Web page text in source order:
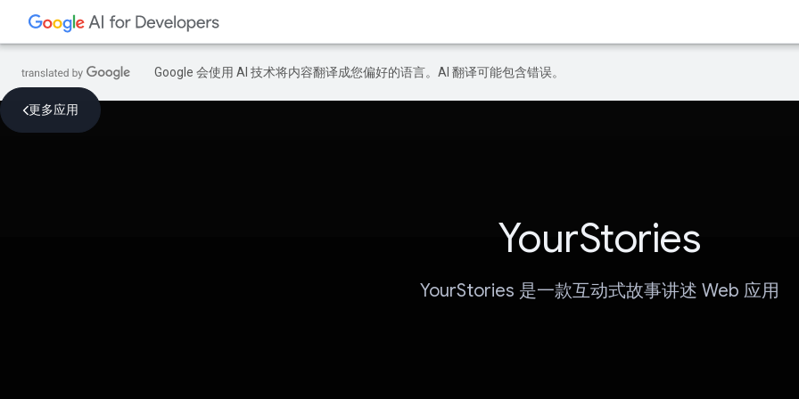
Google 会使用 AI 技术将内容翻译成您偏好的语言。AI 翻译可能包含错误。
更多应用
YourStories
YourStories 是一款互动式故事讲述 Web 应用